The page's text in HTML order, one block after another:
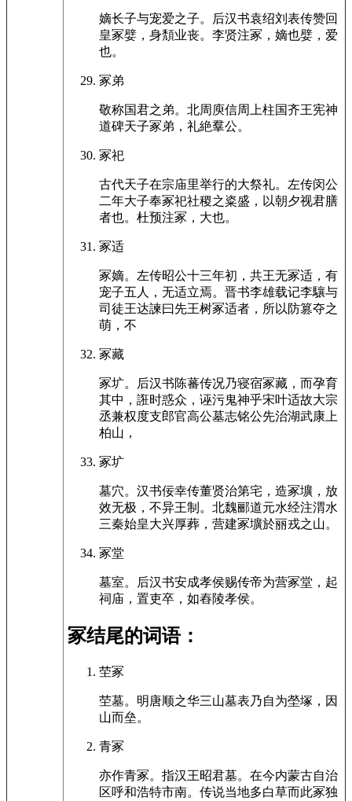
嫡长子与宠爱之子。后汉书袁绍刘表传赞回
皇冢嬖，身頽业丧。李贤注冢，嫡也嬖，爱
也。
冢弟
敬称国君之弟。北周庾信周上柱国齐王宪神
道碑天子冢弟，礼絶羣公。
冢祀
古代天子在宗庙里举行的大祭礼。左传闵公
二年大子奉冢祀社稷之粢盛，以朝夕视君膳
者也。杜预注冢，大也。
冢适
冢嫡。左传昭公十三年初，共王无冢适，有
宠子五人，无适立焉。晋书李雄载记李驤与
司徒王达諫曰先王树冢适者，所以防篡夺之
萌，不
冢藏
冢圹。后汉书陈蕃传况乃寝宿冢藏，而孕育
其中，誑时惑众，诬污鬼神乎宋叶适故大宗
丞兼权度支郎官高公墓志铭公先治湖武康上
柏山，
冢圹
墓穴。汉书佞幸传董贤治第宅，造冢壙，放
效无极，不异王制。北魏郦道元水经注渭水
三秦始皇大兴厚葬，营建冢壙於丽戎之山。
冢堂
墓室。后汉书安成孝侯赐传帝为营冢堂，起
祠庙，置吏卒，如舂陵孝侯。
冢结尾的词语：
茔冢
茔墓。明唐顺之华三山墓表乃自为塋塚，因
山而垒。
青冢
亦作青冢。指汉王昭君墓。在今内蒙古自治
区呼和浩特市南。传说当地多白草而此冢独